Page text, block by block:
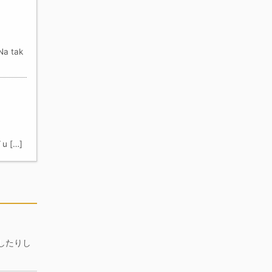
tak
u […]
たりし